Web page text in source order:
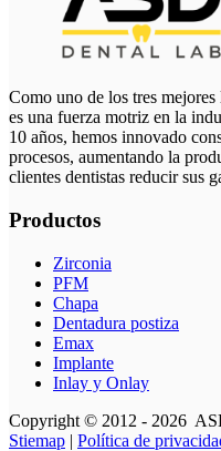
Como uno de los tres
es una fuerza motriz en la
10 años, hemos innovado
procesos, aumentando la
clientes dentistas reducir sus
Productos
Zirconia
PFM
Chapa
Dentadura postiza
Emax
Implante
Inlay y Onlay
Copyright © 2012 - 2026
Stiemap | Política de